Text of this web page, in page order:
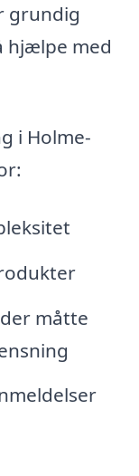
grundig
hjælpe med
i Holme-
måtte